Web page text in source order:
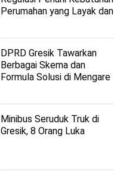
Perumahan yang Layak dan
DPRD Gresik Tawarkan
Berbagai Skema dan
Formula Solusi di Mengare
Minibus Seruduk Truk di
Gresik, 8 Orang Luka